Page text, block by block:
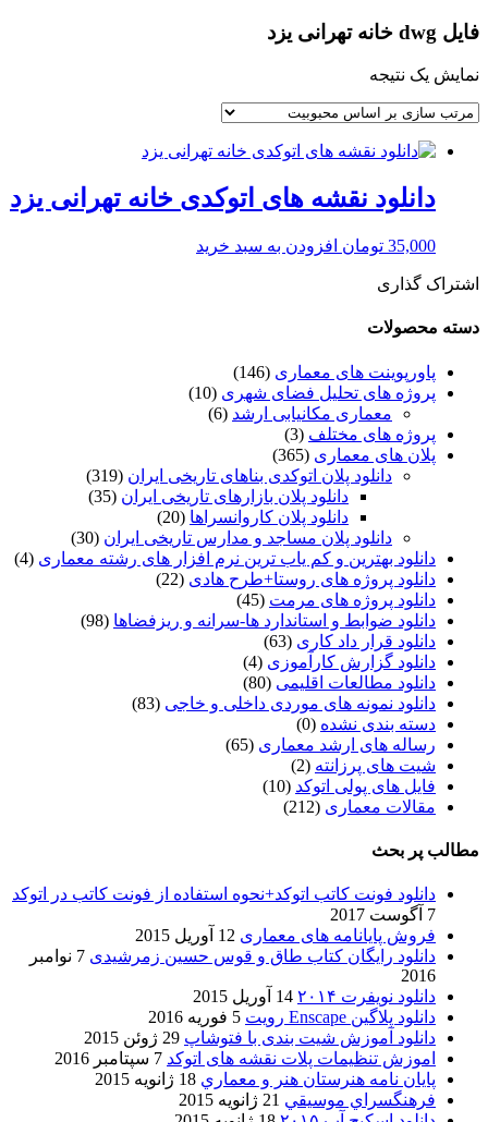
فایل dwg خانه تهرانی یزد
نمایش یک نتیجه
دانلود نقشه های اتوکدی خانه تهرانی یزد
35,000 تومان افزودن به سبد خرید
اشتراک گذاری
دسته محصولات
پاورپوینت های معماری (146)
پروژه های تحلیل فضای شهری (10)
معماری مکانیابی ارشد (6)
پروژه های مختلف (3)
پلان های معماری (365)
دانلود پلان اتوکدی بناهای تاریخی ایران (319)
دانلود پلان بازارهای تاریخی ایران (35)
دانلود پلان کاروانسراها (20)
دانلود پلان مساجد و مدارس تاریخی ایران (30)
دانلود بهترین و کم یاب ترین نرم افزار های رشته معماری (4)
دانلود پروژه های روستا+طرح هادی (22)
دانلود پروژه های مرمت (45)
دانلود ضوابط و استاندارد ها-سرانه و ریزفضاها (98)
دانلود قرار داد کاری (63)
دانلود گزارش کارآموزی (4)
دانلود مطالعات اقلیمی (80)
دانلود نمونه های موردی داخلی و خاجی (83)
دسته بندی نشده (0)
رساله های ارشد معماری (65)
شیت های پرزانته (2)
فایل های پولی اتوکد (10)
مقالات معماری (212)
مطالب پر بحث
دانلود فونت کاتب اتوکد+نحوه استفاده از فونت کاتب در اتوکد
7 آگوست 2017
فروش پایانامه های معماری 12 آوریل 2015
دانلود رایگان کتاب طاق و قوس حسین زمرشیدی
7 نوامبر
2016
دانلود نویفرت ۲۰۱۴
14 آوریل 2015
دانلود پلاگین Enscape رویت
5 فوریه 2016
دانلود آموزش شیت بندی با فتوشاپ 29 ژوئن 2015
اموزش تنظیمات پلات نقشه های اتوکد 7 سپتامبر 2016
پایان نامه هنرستان هنر و معماري 18 ژانویه 2015
فرهنگسراي موسيقي 21 ژانویه 2015